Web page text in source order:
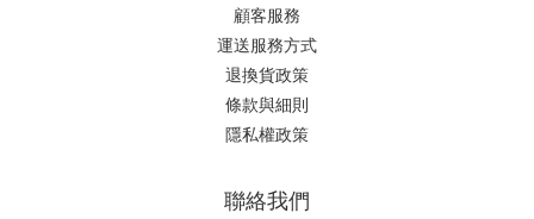
顧客服務
運送服務方式
退換貨政策
條款與細則
隱私權政策
聯絡我們